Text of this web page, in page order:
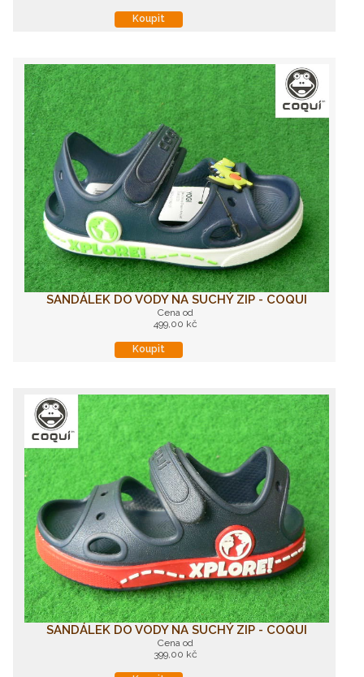
Koupit
SANDÁLEK DO VODY NA SUCHÝ ZIP - COQUI
Cena od
499,00 kč
Koupit
SANDÁLEK DO VODY NA SUCHÝ ZIP - COQUI
Cena od
399,00 kč